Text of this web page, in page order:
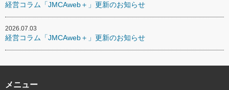
経営コラム「JMCAweb＋」更新のお知らせ
2026.07.03
経営コラム「JMCAweb＋」更新のお知らせ
メニュー